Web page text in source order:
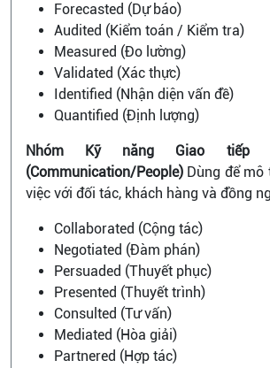
Forecasted (Dự báo)
Audited (Kiểm toán / Kiểm tra)
Measured (Đo lường)
Validated (Xác thực)
Identified (Nhận diện vấn đề)
Quantified (Định lượng)
Nhóm Kỹ năng Giao tiếp
(Communication/People) Dùng để mô
việc với đối tác, khách hàng và đồng
Collaborated (Cộng tác)
Negotiated (Đàm phán)
Persuaded (Thuyết phục)
Presented (Thuyết trình)
Consulted (Tư vấn)
Mediated (Hòa giải)
Partnered (Hợp tác)